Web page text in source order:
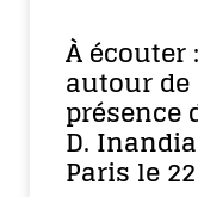
À
autour de
présence
D.
Paris le